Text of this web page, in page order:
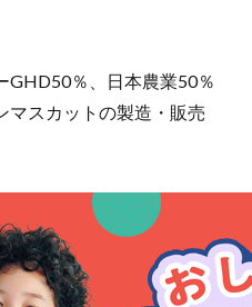
GHD50％、日本農業50％
マスカットの製造・販売